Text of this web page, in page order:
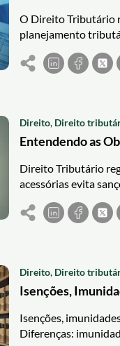
O Direito Tributário
planejamento
Direito, Direito
Entendendo as
Direito Tributário
acessórias evita
Direito, Direito
Isenções,
Isenções,
Diferenças: